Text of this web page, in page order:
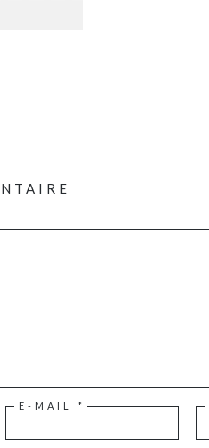
E-MAIL*